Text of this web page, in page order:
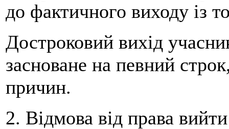
до фактичного виходу із
Достроковий вихід
засноване на певний
причин.
2. Відмова від права